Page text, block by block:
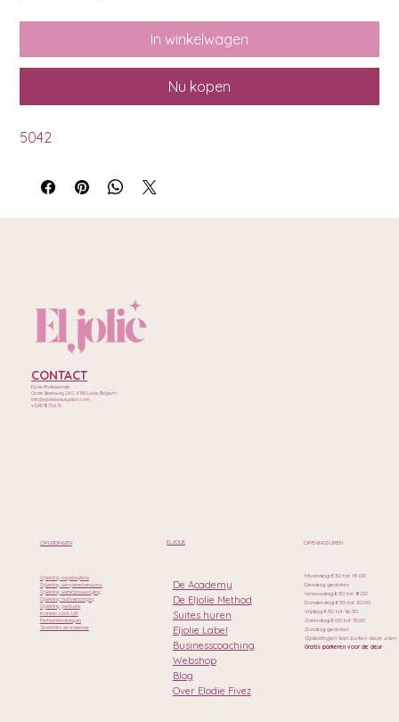
In winkelwagen
Nu kopen
5042
Maandag 8.30 tot 19.00
Dinsdag gesloten
Woensdag 8.30 tot 18.00
Donderdag 8.30 tot 20.00
Vrijdag 8.30 tot 16.30
Zaterdag 8.00 tot 13.00
Zondag gesloten
Opleidingen kan buiten deze uren
Gratis parkeren voor de deur
OPENINGSUREN
De Academy
De Eljolie Method
Suites huren
Eljolie Label
Businesscoaching
Webshop
Blog
Over Elodie Fivez
ELJOLIE
Opleiding nagelstyliste
Opleiding wimperextensions
Opleiding wenkbrauwstyling
Opleiding huidverzorging
Opleiding pedicure
Korean Lash Lift
Perfectietrainingen
Startdata en kalender
OPLEIDINGEN
CONTACT
Eljolie Professionals
Grote Steenweg 260, 9340 Lede, Belgium
Info@eljoliebeautysalon.com
+32471835615